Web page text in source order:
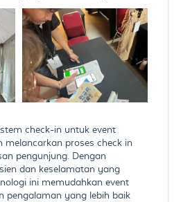
check-in untuk event
proses check in
pengunjung. Dengan
dan keselamatan yang
ini memudahkan event
pengalaman yang lebih baik